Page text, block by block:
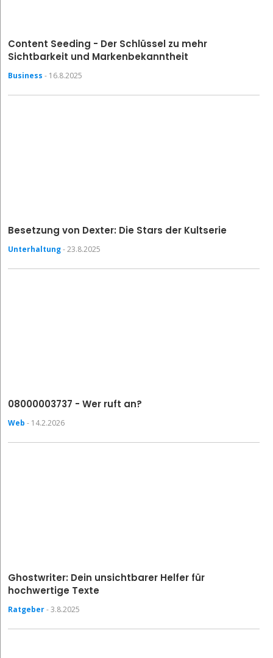
Content Seeding - Der Schlüssel zu mehr
Sichtbarkeit und Markenbekanntheit
Business - 16.8.2025
Besetzung von Dexter: Die Stars der Kultserie
Unterhaltung- 23.8.2025
08000003737 - Wer ruft an?
Web - 14.2.2026
Ghostwriter: Dein unsichtbarer Helfer für
hochwertige Texte
Ratgeber- 3.8.2025